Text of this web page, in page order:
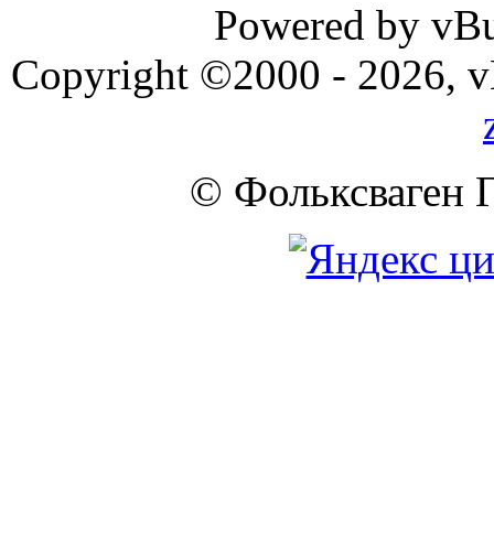
Powered by
Copyright ©2000 - 2026,
© Фольксваген